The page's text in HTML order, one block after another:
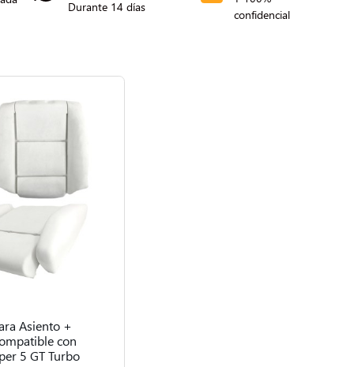
Durante 14 días
confidencial
Asiento +
con
5 GT Turbo